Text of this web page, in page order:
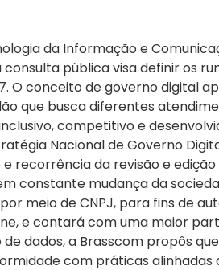
da Informação e
pública visa definir os
O conceito de governo digital
que busca diferentes
competitivo e
Nacional de Governo
recorrência da revisão e
constante mudança da
meio de CNPJ, para fins de
e contará com uma maior
dados, a Brasscom propôs
com práticas